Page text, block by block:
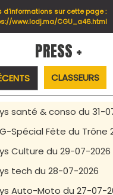
d'informations sur cette page :
www.lodj.ma/CGU_a46.html
PRESS +
CLASSEURS
santé & conso du 31-
Spécial Fête du Trône
Culture du 29-07-2026
tech du 28-07-2026
Auto-Moto du 27-07-